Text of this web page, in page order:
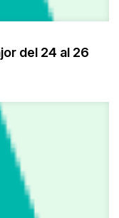
del 24 al 26